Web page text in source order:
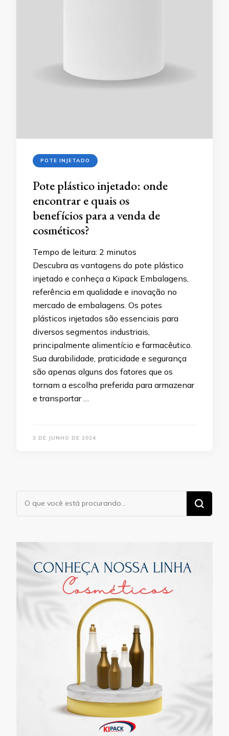
POTE INJETADO
Pote plástico injetado: onde
encontrar e quais os
benefícios para a venda de
cosméticos?
Tempo de leitura: 2 minutos
Descubra as vantagens do pote plástico
injetado e conheça a Kipack Embalagens,
referência em qualidade e inovação no
mercado de embalagens. Os potes
plásticos injetados são essenciais para
diversos segmentos industriais,
principalmente alimentício e farmacêutico.
Sua durabilidade, praticidade e segurança
são apenas alguns dos fatores que os
tornam a escolha preferida para armazenar
e transportar …
3 DE JUNHO DE 2024
Procurando
algo?